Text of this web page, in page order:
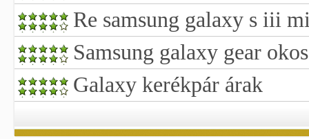
Re samsung galaxy s iii
Samsung galaxy gear
Galaxy kerékpár árak